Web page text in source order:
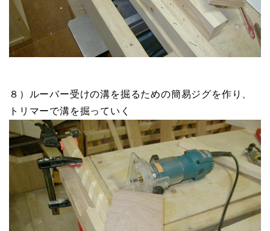
８）ルーバー受けの溝を掘るための簡易ジグを作り、
トリマーで溝を掘っていく